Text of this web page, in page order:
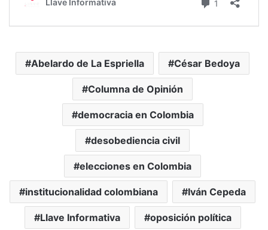
Abelardo de La Espriella César Bedoya
Columna de Opinión
democracia en Colombia
desobediencia civil
elecciones en Colombia
institucionalidad colombiana Iván Cepeda
Llave Informativa oposición política